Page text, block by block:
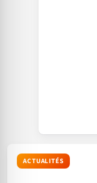
ACTUALITÉS